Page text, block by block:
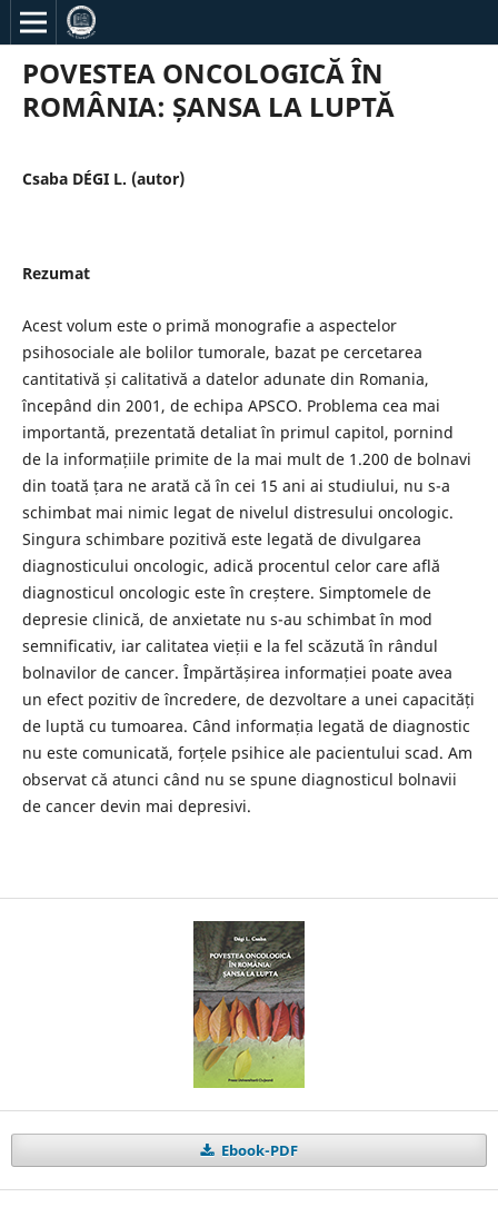
POVESTEA ONCOLOGICĂ ÎN
ROMÂNIA: ȘANSA LA LUPTĂ
Csaba DÉGI L. (autor)
Rezumat
Acest volum este o primă monografie a aspectelor
psihosociale ale bolilor tumorale, bazat pe cercetarea
cantitativă și calitativă a datelor adunate din Romania,
începând din 2001, de echipa APSCO. Problema cea mai
importantă, prezentată detaliat în primul capitol, pornind
de la informațiile primite de la mai mult de 1.200 de bolnavi
din toată țara ne arată că în cei 15 ani ai studiului, nu s-a
schimbat mai nimic legat de nivelul distresului oncologic.
Singura schimbare pozitivă este legată de divulgarea
diagnosticului oncologic, adică procentul celor care află
diagnosticul oncologic este în creștere. Simptomele de
depresie clinică, de anxietate nu s-au schimbat în mod
semnificativ, iar calitatea vieții e la fel scăzută în rândul
bolnavilor de cancer. Împărtășirea informației poate avea
un efect pozitiv de încredere, de dezvoltare a unei capacități
de luptă cu tumoarea. Când informația legată de diagnostic
nu este comunicată, forțele psihice ale pacientului scad. Am
observat că atunci când nu se spune diagnosticul bolnavii
de cancer devin mai depresivi.
Ebook-PDF